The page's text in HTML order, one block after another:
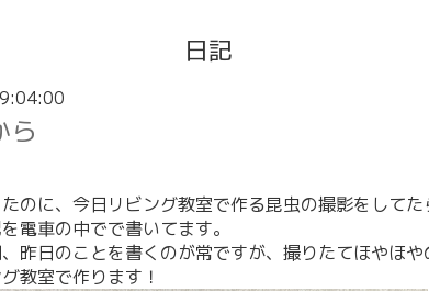
日記
ら
のに、今日リビング教室で作る昆虫の撮影をしてた
電車の中でで書いてます。
昨日のことを書くのが常ですが、撮りたてほやほや
教室で作ります！